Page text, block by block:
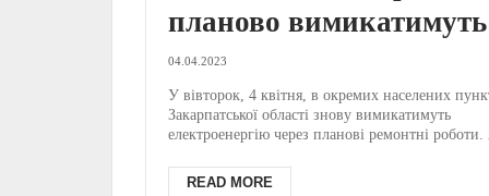
планово вимикатимуть
електропостачання:
відомо, де саме
04.04.2023
У вівторок, 4 квітня, в окремих населених
Закарпатської області знову вимикатимуть
електроенергію через планові ремонтні
READ MORE